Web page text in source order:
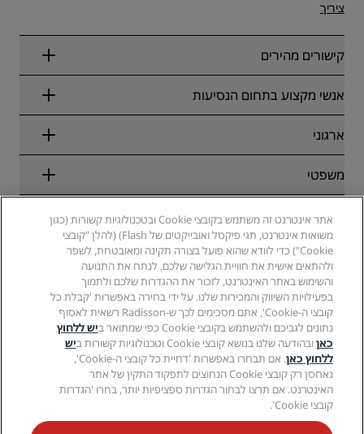
ציריך
קישורים מהירים
Radisson Rewards
יעדים
Radisson Hotels APP
מלונות מאושרים לספורט
מלונות ידידותיים למשפחות
בריאות ובטיחות
אנשי מקצוע בתחום הנסיעות
שותפים
ארגוני
Radisson Hotel Group
קריירות ב-PPHE
קריירות ב-EHL
The Club by RHG
הזדמנויות פיתוח
עסק אחראי
רכש
משפטי
הודעה משפטית
תנאים והתניות של Radisson Rewards
הסכם שימוש באתר
נגישות דיגיטלית
הצהרת עבדות מודרנית
עזרה
התראות לצרכנים
איש קשר
שאלות נפוצות
מפת אתר
מדיה חברתית
מותגים של Radisson Hotels
אתר אינטרנט זה משתמש בקובצי Cookie ובטכנולוגיות קשורות (כגון
משואות אינטרנט, תגי פיקסל ואובייקטים של Flash) (להלן "קובצי
Cookie") כדי לוודא שהוא פועל בצורה תקינה ומאובטחת, לשפר
ולהתאים אישית את חוויית הגלישה שלכם, לנתח את התנועה
והשימוש באתר האינטרנט, לזכור את ההגדרות שלכם ולתמוך
בפעילויות השיווק והמכירות שלנו. על ידי בחירה באפשרות 'קבלת כל
קובצי ה-Cookie', אתם מסכימים לכך ש-Radisson רשאית לאסוף
נתונים לגביכם ולהשתמש בקובצי Cookie כפי שמתואר ב
יש ללחוץ
כאןובהודעה שלנו בנושא קובצי Cookie וטכנולוגיות קשורות ב
יש
ללחוץ כאן
. אם תבחרו באפשרות 'דחיית כל קובצי ה-Cookie',
נאחסן רק קובצי Cookie הנחוצים לתפקוד התקין של אתר
האינטרנט. אם תרצו לבחור הגדרות ספציפיות יותר, בחרו 'הגדרות
קובצי Cookie'.